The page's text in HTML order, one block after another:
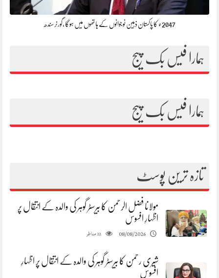
2047ء کا پاکستان ذہین نوجوانوں کے ہاتھوں میں ہوگا ،گورنرسندھ
ہمارا فیس بک پیج
ہمارا فیس بک پیج
تازہ ترین پوسٹ
مولانا فضل الرحمن کا بیرسٹر گوہر کی والدہ کے انتقال پر
اظہارِ افسوس
08/08/2026
22مناظر
شیری رحمن کا بیرسٹر گوہر کی والدہ کے انتقال پر اظہارِ
افسوس